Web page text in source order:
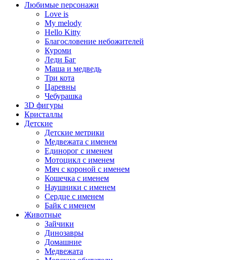
Любимые персонажи
Love is
My melody
Hello Kitty
Благословение небожителей
Куроми
Леди Баг
Маша и медведь
Три кота
Царевны
Чебурашка
3D фигуры
Кристаллы
Детские
Детские метрики
Медвежата с именем
Единорог с именем
Мотоцикл с именем
Мяч с короной с именем
Кошечка с именем
Наушники с именем
Сердце с именем
Байк с именем
Животные
Зайчики
Динозавры
Домашние
Медвежата